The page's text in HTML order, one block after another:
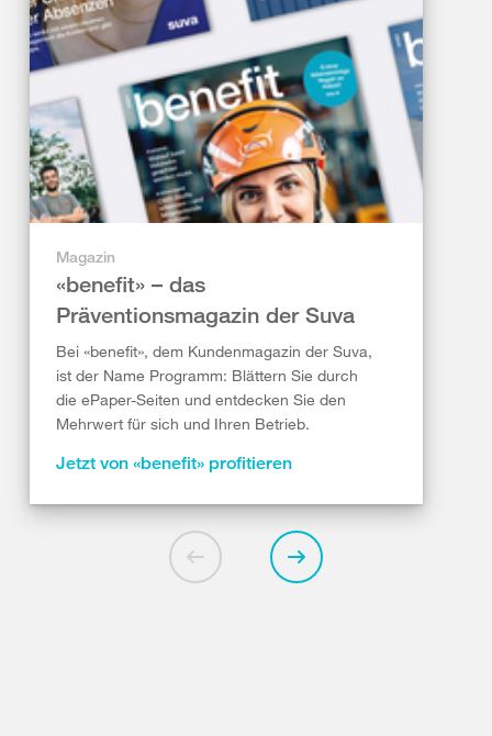
Magazin
«benefit» – das
Präventionsmagazin der Suva
Bei «benefit», dem Kundenmagazin der Suva,
ist der Name Programm: Blättern Sie durch
die ePaper-Seiten und entdecken Sie den
Mehrwert für sich und Ihren Betrieb.
Jetzt von «benefit» profitieren